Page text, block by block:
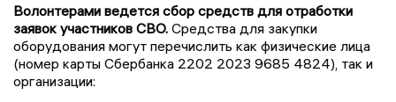
Волонтерами ведется сбор средств для отработки
заявок участников СВО. Средства для закупки
оборудования могут перечислить как физические лица
(номер карты Сбербанка 2202 2023 9685 4824), так и
организации: